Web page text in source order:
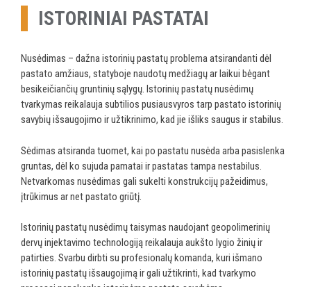
ISTORINIAI PASTATAI
Nusėdimas – dažna istorinių pastatų problema atsirandanti dėl
pastato amžiaus, statyboje naudotų medžiagų ar laikui bėgant
besikeičiančių gruntinių sąlygų. Istorinių pastatų nusėdimų
tvarkymas reikalauja subtilios pusiausvyros tarp pastato istorinių
savybių išsaugojimo ir užtikrinimo, kad jie išliks saugus ir stabilus.
Sėdimas atsiranda tuomet, kai po pastatu nusėda arba pasislenka
gruntas, dėl ko sujuda pamatai ir pastatas tampa nestabilus.
Netvarkomas nusėdimas gali sukelti konstrukcijų pažeidimus,
įtrūkimus ar net pastato griūtį.
Istorinių pastatų nusėdimų taisymas naudojant geopolimerinių
dervų injektavimo technologiją reikalauja aukšto lygio žinių ir
patirties. Svarbu dirbti su profesionalų komanda, kuri išmano
istorinių pastatų išsaugojimą ir gali užtikrinti, kad tvarkymo